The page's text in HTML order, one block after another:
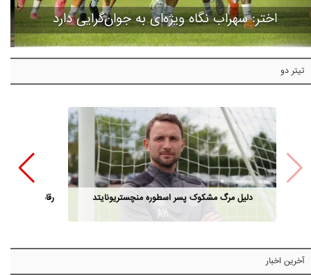
اختر: سهراب نگاه ویژه‌ای به جوان‌گرایی دارد
تیتر دو
دلیل مرگ مشکوک پسر اسطوره منچستریونایتد رقابت مدیران
آخرین اخبار